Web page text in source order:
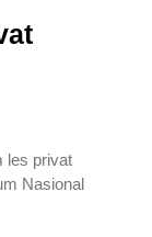
les privat
Nasional